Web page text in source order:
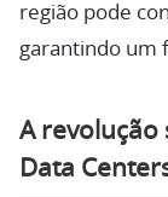
região pode
garantindo um
A revolução
Data